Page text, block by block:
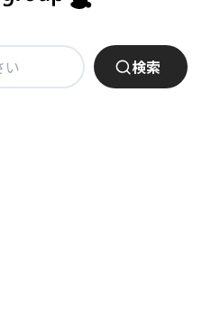
検索